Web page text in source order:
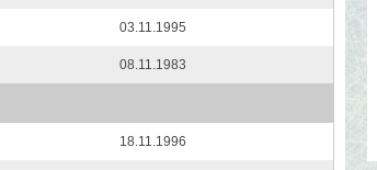
03.11.1995
08.11.1983
18.11.1996